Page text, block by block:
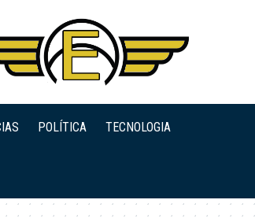
POLÍTICA TECNOLOGIA